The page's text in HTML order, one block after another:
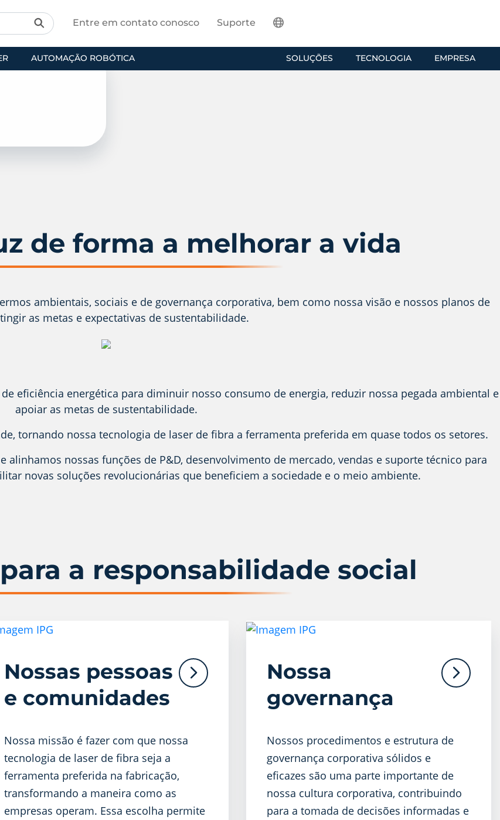
AUTOMAÇÃO ROBÓTICA SOLUÇÕES TECNOLOGIA EMPRESA
Entre em contato conosco Suporte
de forma a melhorar a vida
ambientais, sociais e de governança corporativa, bem como nossa visão e nossos planos de
as metas e expectativas de sustentabilidade.
eficiência energética para diminuir nosso consumo de energia, reduzir nossa pegada ambiental e
apoiar as metas de sustentabilidade.
tornando nossa tecnologia de laser de fibra a ferramenta preferida em quase todos os setores.
nossas funções de P&D, desenvolvimento de mercado, vendas e suporte técnico para
novas soluções revolucionárias que beneficiem a sociedade e o meio ambiente.
a responsabilidade social
Nossas pessoas
e comunidades
Nossa missão é fazer com que nossa
tecnologia de laser de fibra seja a
ferramenta preferida na fabricação,
transformando a maneira como as
empresas operam. Essa escolha permite
Nossa
governança
Nossos procedimentos e estrutura de
governança corporativa sólidos e
eficazes são uma parte importante de
nossa cultura corporativa, contribuindo
para a tomada de decisões informadas e